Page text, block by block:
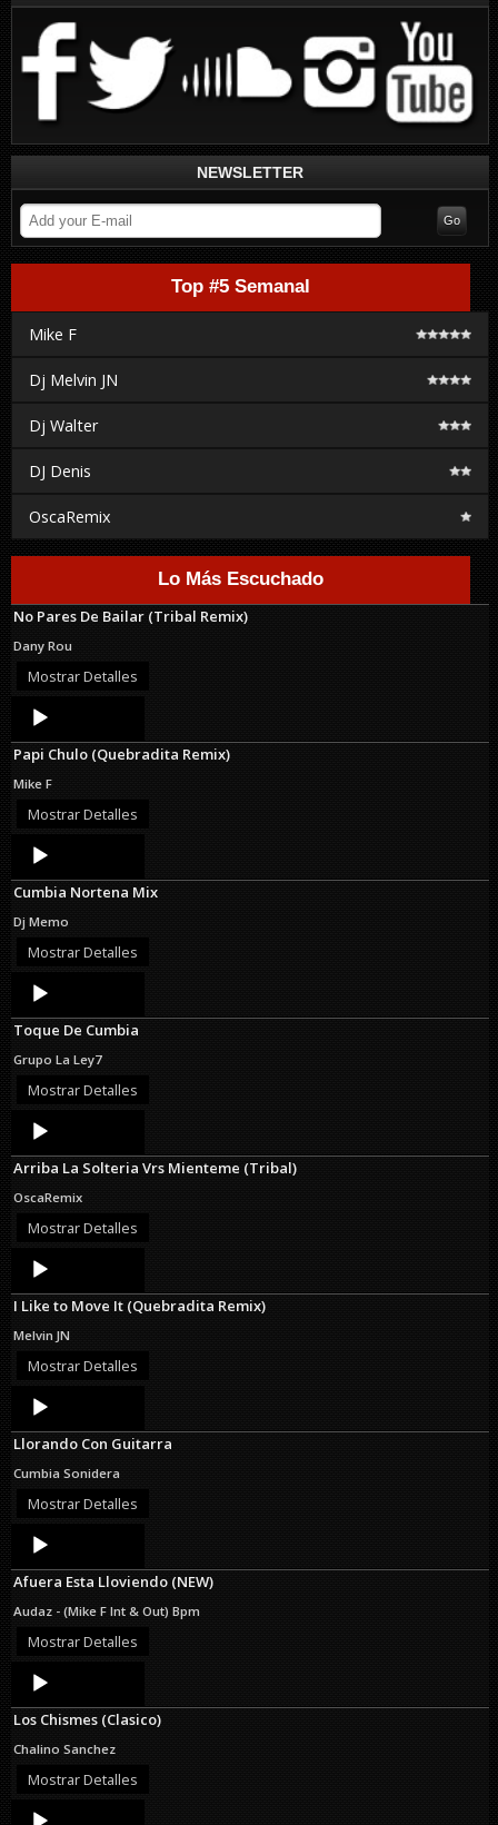
NEWSLETTER
Top #5 Semanal
Mike F
Dj Melvin JN
Dj Walter
DJ Denis
OscaRemix
Lo Más Escuchado
No Pares De Bailar (Tribal Remix)
Dany Rou
Mostrar Detalles
Audio
Player
Papi Chulo (Quebradita Remix)
Mike F
Mostrar Detalles
Audio
Player
Cumbia Nortena Mix
Dj Memo
Mostrar Detalles
Audio
Player
Toque De Cumbia
Grupo La Ley7
Mostrar Detalles
Audio
Player
Arriba La Solteria Vrs Mienteme (Tribal)
OscaRemix
Mostrar Detalles
Audio
Player
I Like to Move It (Quebradita Remix)
Melvin JN
Mostrar Detalles
Audio
Player
Llorando Con Guitarra
Cumbia Sonidera
Mostrar Detalles
Audio
Player
Afuera Esta Lloviendo (NEW)
Audaz - (Mike F Int & Out) Bpm
Mostrar Detalles
Audio
Player
Los Chismes (Clasico)
Chalino Sanchez
Mostrar Detalles
Audio